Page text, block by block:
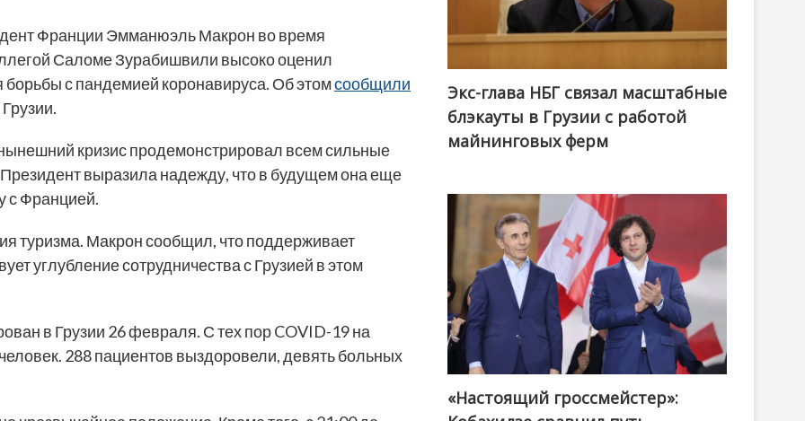
Франции Эмманюэль Макрон во время
Саломе Зурабишвили высоко оценил
с пандемией коронавируса. Об этомсообщили
кризис продемонстрировал всем сильные
выразила надежду, что в будущем она еще
с Францией.
туризма. Макрон сообщил, что поддерживает
углубление сотрудничества с Грузией в этом
в Грузии 26 февраля. С тех пор COVID-19 на
288 пациентов выздоровели, девять больных
Экс-глава НБГ связал масштабные
блэкауты в Грузии с работой
майнинговых ферм
@ქართული ოცნება / Georgian Dream
«Настоящий гроссмейстер»: